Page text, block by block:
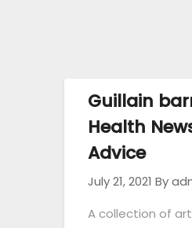
Guillain
Health
Advice
July 21, 2021 By
A collection of